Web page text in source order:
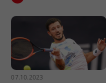
07.10.2023